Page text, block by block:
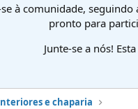
à comunidade,
pronto para
Junte-se a nós!
e chaparia